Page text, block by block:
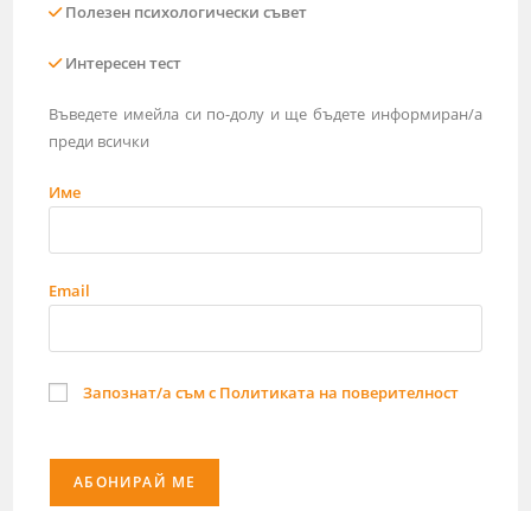
Полезен психологически съвет
Интересен тест
Въведете имейла си по-долу и ще бъдете информиран/а
преди всички
Име
Email
Запознат/а съм с Политиката на поверителност